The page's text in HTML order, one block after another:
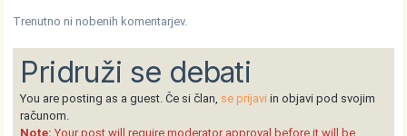
Trenutno ni nobenih komentarjev.
Pridruži se debati
You are posting as a guest. Če si član, se prijavi in objavi pod svojim
računom.
Note: Your post will require moderator approval before it will be